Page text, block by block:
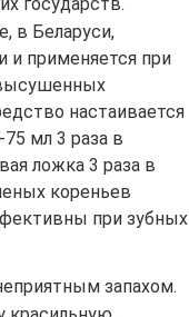
в Беларуси,
и применяется при
высушенных
настаивается
мл 3 раза в
ложка 3 раза в
кореньев
при зубных
запахом.